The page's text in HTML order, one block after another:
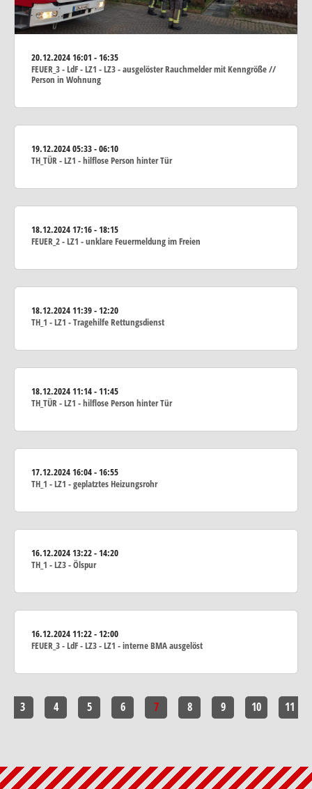
20.12.202416:01 - 16:35
FEUER_3 - LdF - LZ1 - LZ3 - ausgelöster Rauchmelder mit Kenngröße //
Person in Wohnung
19.12.202405:33 - 06:10
TH_TÜR - LZ1 - hilflose Person hinter Tür
18.12.202417:16 - 18:15
FEUER_2 - LZ1 - unklare Feuermeldung im Freien
18.12.202411:39 - 12:20
TH_1 - LZ1 - Tragehilfe Rettungsdienst
18.12.202411:14 - 11:45
TH_TÜR - LZ1 - hilflose Person hinter Tür
17.12.202416:04 - 16:55
TH_1 - LZ1 - geplatztes Heizungsrohr
16.12.202413:22 - 14:20
TH_1 - LZ3 - Ölspur
16.12.202411:22 - 12:00
FEUER_3 - LdF - LZ3 - LZ1 - interne BMA ausgelöst
3 4 5 6 7 8 9 10 11